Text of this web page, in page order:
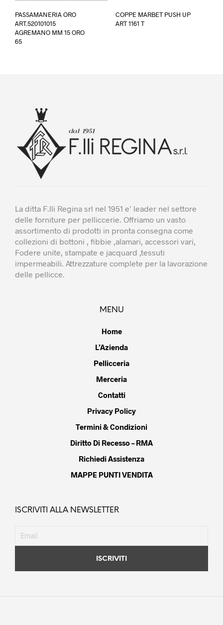
PASSAMANERIA ORO
ART.520101015
AGREMANO MM 15 ORO
65
COPPE MARBET PUSH UP
ART 1161 T
La ditta F.lli Regina srl nel 1951 e’ leader nel settore
delle forniture per pelliccerie. Offriamo un vasto
assortimento di prodotti in pronta consegna come
collezioni di bottoni , fibbie ,alamari, accessori vari,
Fodere unite, stampate e jacquard ,tessuti
impermeabili. Attrezzature complete per la lavorazione
delle pellicce.
MENU
Home
L’Azienda
Pellicceria
Merceria
Contatti
Privacy Policy
Termini & Condizioni
Diritto Di Recesso – RMA
Richiedi Assistenza
MAPPE PUNTI VENDITA
ISCRIVITI ALLA NEWSLETTER